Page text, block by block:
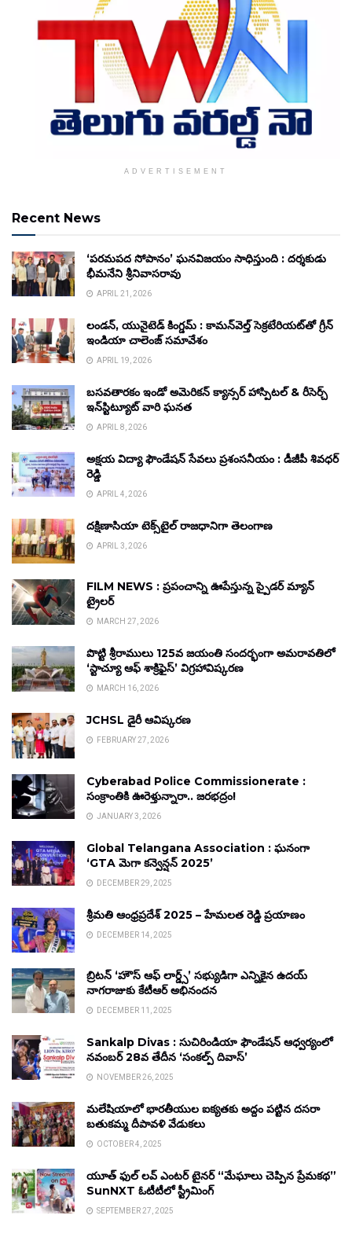
ADVERTISEMENT
Recent News
‘పరమపద సోపానం’ ఘనవిజయం సాధిస్తుంది : దర్శకుడు
భీమనేని శ్రీనివాసరావు
APRIL 21, 2026
లండన్, యునైటెడ్ కింగ్డమ్ : కామన్‌వెల్త్ సెక్రటేరియట్‌తో గ్రీన్
ఇండియా చాలెంజ్ సమావేశం
APRIL 19, 2026
బసవతారకం ఇండో అమెరికన్ క్యాన్సర్ హాస్పిటల్ & రీసెర్చ్
ఇన్‌స్టిట్యూట్ వారి ఘనత
APRIL 8, 2026
అక్షయ విద్యా ఫౌండేషన్ సేవలు ప్రశంసనీయం : డీజీపీ శివధర్
రెడ్డి
APRIL 4, 2026
దక్షిణాసియా టెక్స్‌టైల్ రాజధానిగా తెలంగాణ
APRIL 3, 2026
FILM NEWS : ప్రపంచాన్ని ఊపేస్తున్న స్పైడర్ మ్యాన్
ట్రైలర్
MARCH 27, 2026
పొట్టి శ్రీరాములు 125వ జయంతి సందర్భంగా అమరావతిలో
‘స్టాచ్యూ ఆఫ్ శాక్రిఫైస్’ విగ్రహావిష్కరణ
MARCH 16, 2026
JCHSL డైరీ ఆవిష్కరణ
FEBRUARY 27, 2026
Cyberabad Police Commissionerate :
సంక్రాంతికి ఊరెళ్తున్నారా.. జరభద్రం!
JANUARY 3, 2026
Global Telangana Association : ఘనంగా
‘GTA మెగా కన్వెన్షన్ 2025’
DECEMBER 29, 2025
శ్రీమతి ఆంధ్రప్రదేశ్ 2025 – హేమలత రెడ్డి ప్రయాణం
DECEMBER 14, 2025
బ్రిటన్ ‘హౌస్ ఆఫ్ లార్డ్స్’ సభ్యుడిగా ఎన్నికైన ఉదయ్
నాగరాజుకు కేటీఆర్ అభినందన
DECEMBER 11, 2025
Sankalp Divas : సుచిరిండియా ఫౌండేషన్ ఆధ్వర్యంలో
నవంబర్ 28వ తేదీన ‘సంకల్ప్ దివాస్’
NOVEMBER 26, 2025
మలేషియాలో భారతీయుల ఐక్యతకు అద్దం పట్టిన దసరా
బతుకమ్మ దీపావళి వేడుకలు
OCTOBER 4, 2025
యూత్ ఫుల్ లవ్ ఎంటర్ టైనర్ “మేఘాలు చెప్పిన ప్రేమకథ”
SunNXT ఓటీటీలో స్ట్రీమింగ్
SEPTEMBER 27, 2025